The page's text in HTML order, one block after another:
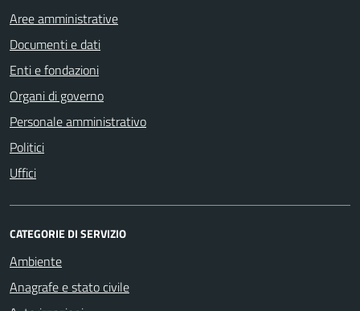
Aree amministrative
Documenti e dati
Enti e fondazioni
Organi di governo
Personale amministrativo
Politici
Uffici
CATEGORIE DI SERVIZIO
Ambiente
Anagrafe e stato civile